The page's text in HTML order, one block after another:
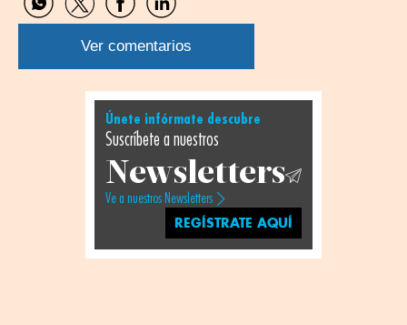
Compartir
por
WhatsApp
Compartir
por
Twitter
Compartir
por
Facebook
Compartir
por
Linkedin
Ver comentarios
Únete infórmate descubre
Suscríbete a nuestros
Newsletters
Ve a nuestros Newsletters
REGÍSTRATE AQUÍ